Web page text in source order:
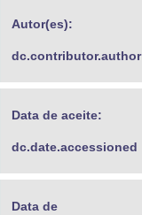
Banco Central do Brasil
Autor(es):
dc.contributor.author
Data de aceite:
dc.date.accessioned
Data de